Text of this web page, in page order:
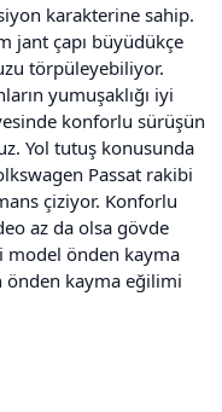
karakterine sahip.
jant çapı büyüdükçe
törpüleyebiliyor.
yumuşaklığı iyi
konforlu sürüşün
Yol tutuş konusunda
Passat rakibi
çiziyor. Konforlu
az da olsa gövde
model önden kayma
önden kayma eğilimi